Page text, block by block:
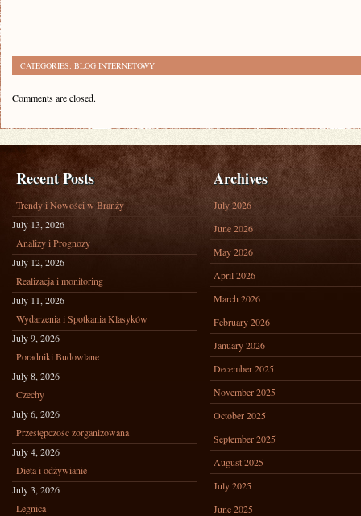
CATEGORIES: BLOG INTERNETOWY
Comments are closed.
Recent Posts
Trendy i Nowości w Branży
July 13, 2026
Analizy i Prognozy
July 12, 2026
Realizacja i monitoring
July 11, 2026
Wydarzenia i Spotkania Klasyków
July 9, 2026
Poradniki Budowlane
July 8, 2026
Czechy
July 6, 2026
Przestępczośc zorganizowana
July 4, 2026
Dieta i odżywianie
July 3, 2026
Legnica
Archives
July 2026
June 2026
May 2026
April 2026
March 2026
February 2026
January 2026
December 2025
November 2025
October 2025
September 2025
August 2025
July 2025
June 2025